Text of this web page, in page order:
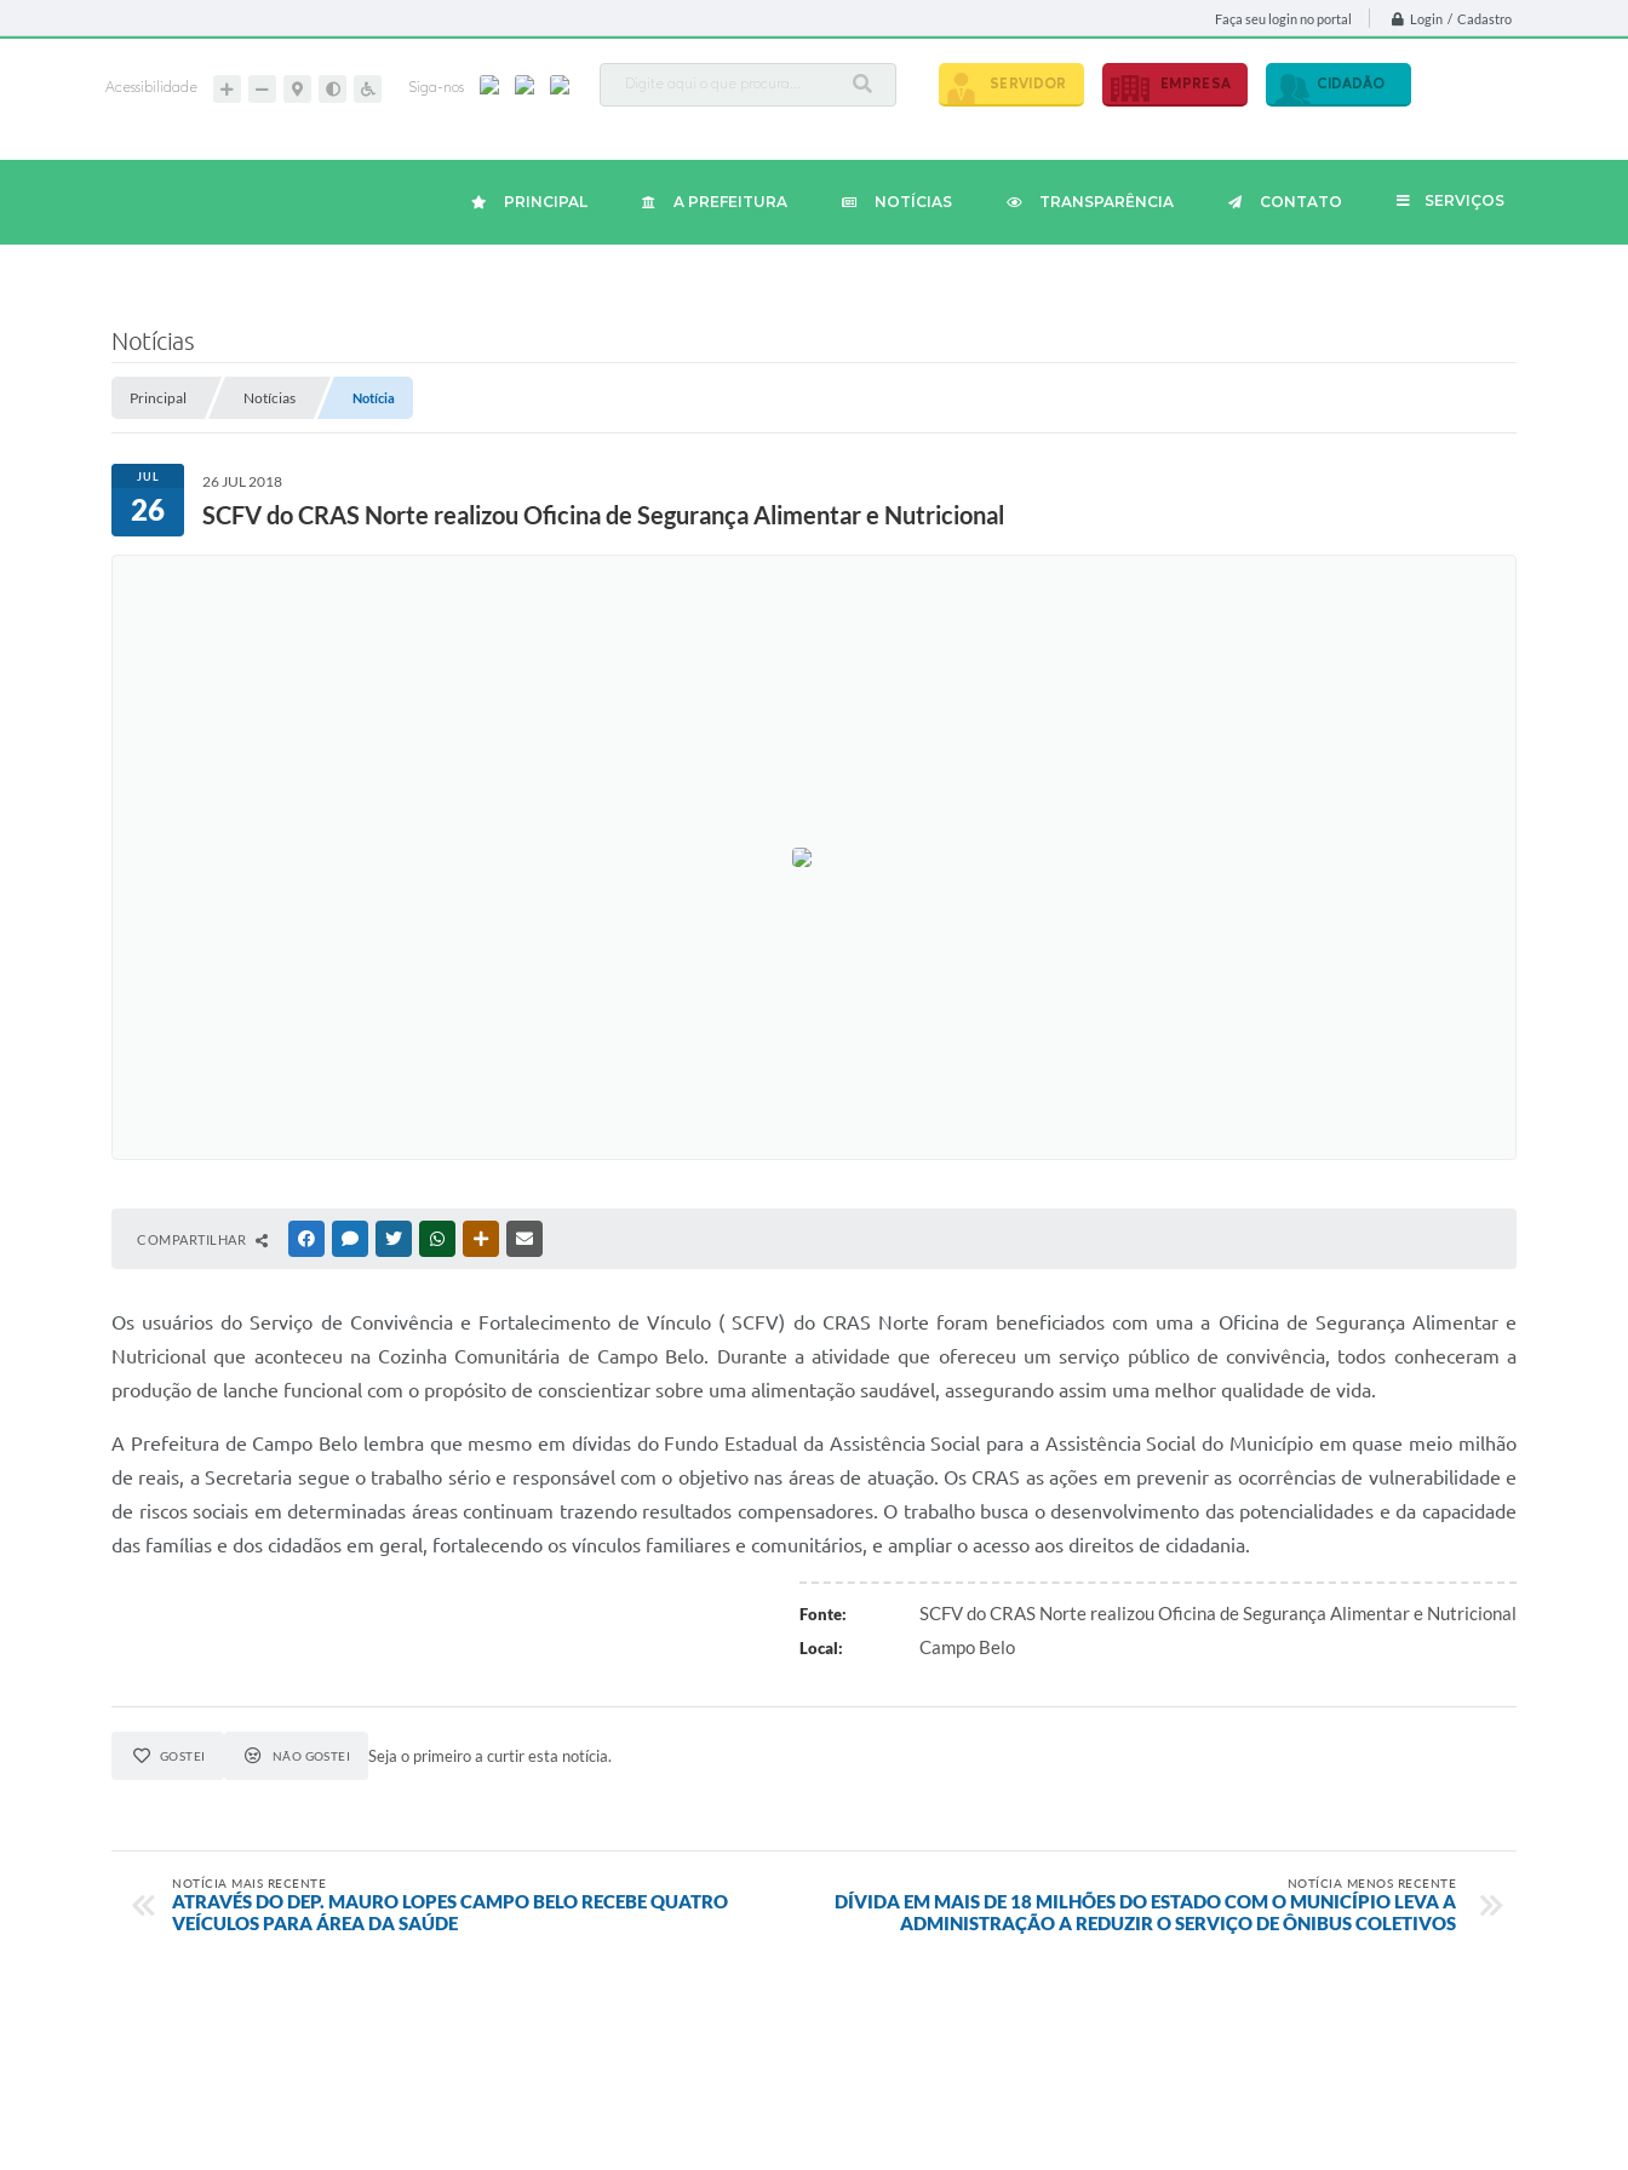
Faça seu login no portal Login / Cadastro
Acessibilidade Siga-nos SERVIDOR EMPRESA CIDADÃO
PRINCIPAL A PREFEITURA NOTÍCIAS TRANSPARÊNCIA CONTATO SERVIÇOS
Notícias
Principal Notícias Notícia
JUL
26
26 JUL 2018
SCFV do CRAS Norte realizou Oficina de Segurança Alimentar e Nutricional
COMPARTILHAR FACEBOOKMESSENGER
TWITTERWHATSAPPOUTRAS MÍDIAS
Os usuários do Serviço de Convivência e Fortalecimento de Vínculo ( SCFV) do CRAS Norte foram beneficiados com uma a Oficina de Segurança Alimentar e
Nutricional que aconteceu na Cozinha Comunitária de Campo Belo. Durante a atividade que ofereceu um serviço público de convivência, todos conheceram a
produção de lanche funcional com o propósito de conscientizar sobre uma alimentação saudável, assegurando assim uma melhor qualidade de vida.
A Prefeitura de Campo Belo lembra que mesmo em dívidas do Fundo Estadual da Assistência Social para a Assistência Social do Município em quase meio milhão
de reais, a Secretaria segue o trabalho sério e responsável com o objetivo nas áreas de atuação. Os CRAS as ações em prevenir as ocorrências de vulnerabilidade e
de riscos sociais em determinadas áreas continuam trazendo resultados compensadores. O trabalho busca o desenvolvimento das potencialidades e da capacidade
das famílias e dos cidadãos em geral, fortalecendo os vínculos familiares e comunitários, e ampliar o acesso aos direitos de cidadania.
Fonte: SCFV do CRAS Norte realizou Oficina de Segurança Alimentar e Nutricional
Local: Campo Belo
GOSTEI NÃO GOSTEI Seja o primeiro a curtir esta notícia.
NOTÍCIA MAIS RECENTE
ATRAVÉS DO DEP. MAURO LOPES CAMPO BELO RECEBE QUATRO
VEÍCULOS PARA ÁREA DA SAÚDE
NOTÍCIA MENOS RECENTE
DÍVIDA EM MAIS DE 18 MILHÕES DO ESTADO COM O MUNICÍPIO LEVA A
ADMINISTRAÇÃO A REDUZIR O SERVIÇO DE ÔNIBUS COLETIVOS